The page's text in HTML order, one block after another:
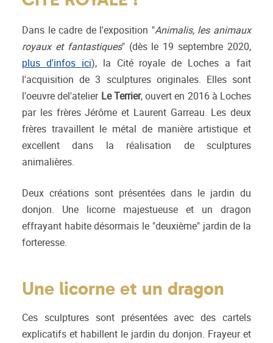
Dans le cadre de l'exposition "Animalis, les animaux
royaux et fantastiques" (dès le 19 septembre 2020,
plus d'infos ici), la Cité royale de Loches a fait
l'acquisition de 3 sculptures originales. Elles sont
l'oeuvre del'atelier Le Terrier, ouvert en 2016 à Loches
par les frères Jérôme et Laurent Garreau. Les deux
frères travaillent le métal de manière artistique et
excellent dans la réalisation de sculptures
animalières.
Deux créations sont présentées dans le jardin du
donjon. Une licorne majestueuse et un dragon
effrayant habite désormais le "deuxième" jardin de la
forteresse.
Une licorne et un dragon
Ces sculptures sont présentées avec des cartels
explicatifs et habillent le jardin du donjon. Frayeur et